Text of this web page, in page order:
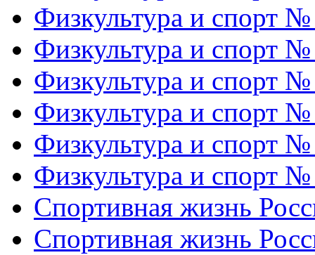
Физкультура и спорт
Физкультура и спорт
Физкультура и спорт
Физкультура и спорт
Физкультура и спорт
Физкультура и спорт
Спортивная жизнь
Спортивная жизнь